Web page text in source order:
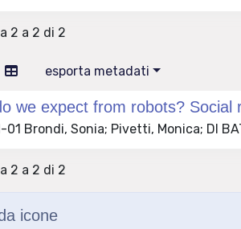
2 a 2 di 2
esporta metadati
we expect from robots?
01 Brondi, Sonia; Pivetti, Monica; DI
2 a 2 di 2
icone